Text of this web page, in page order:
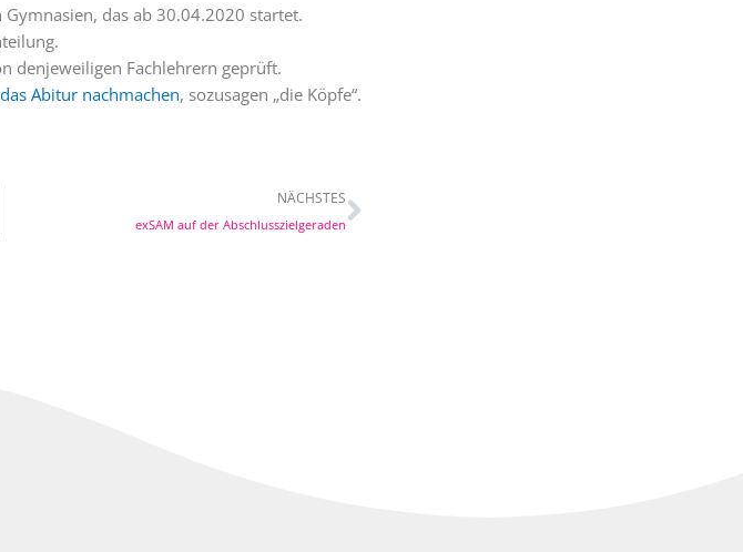
das ab 30.04.2020 startet.
denjeweiligen Fachlehrern geprüft.
das Abitur nachmachen, sozusagen „die Köpfe“.
NÄCHSTES
exSAM auf der Abschlusszielgeraden
Nächster